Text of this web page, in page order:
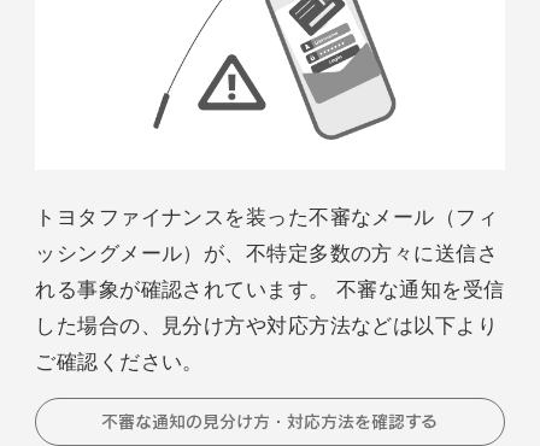
トヨタファイナンスを装った不審なメール（フィ
ッシングメール）が、不特定多数の方々に送信さ
れる事象が確認されています。 不審な通知を受信
した場合の、見分け方や対応方法などは以下より
ご確認ください。
不審な通知の見分け方・対応方法を確認する